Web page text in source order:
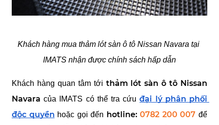
Khách hàng mua thảm lót sàn ô tô Nissan Navara tại
IMATS nhận được chính sách hấp dẫn
Khách hàng quan tâm tới thảm lót sàn ô tô Nissan
Navara của IMATS có thể tra cứu đại lý phân phối
độc quyền hoặc gọi đến hotline: 0782 200 007 để